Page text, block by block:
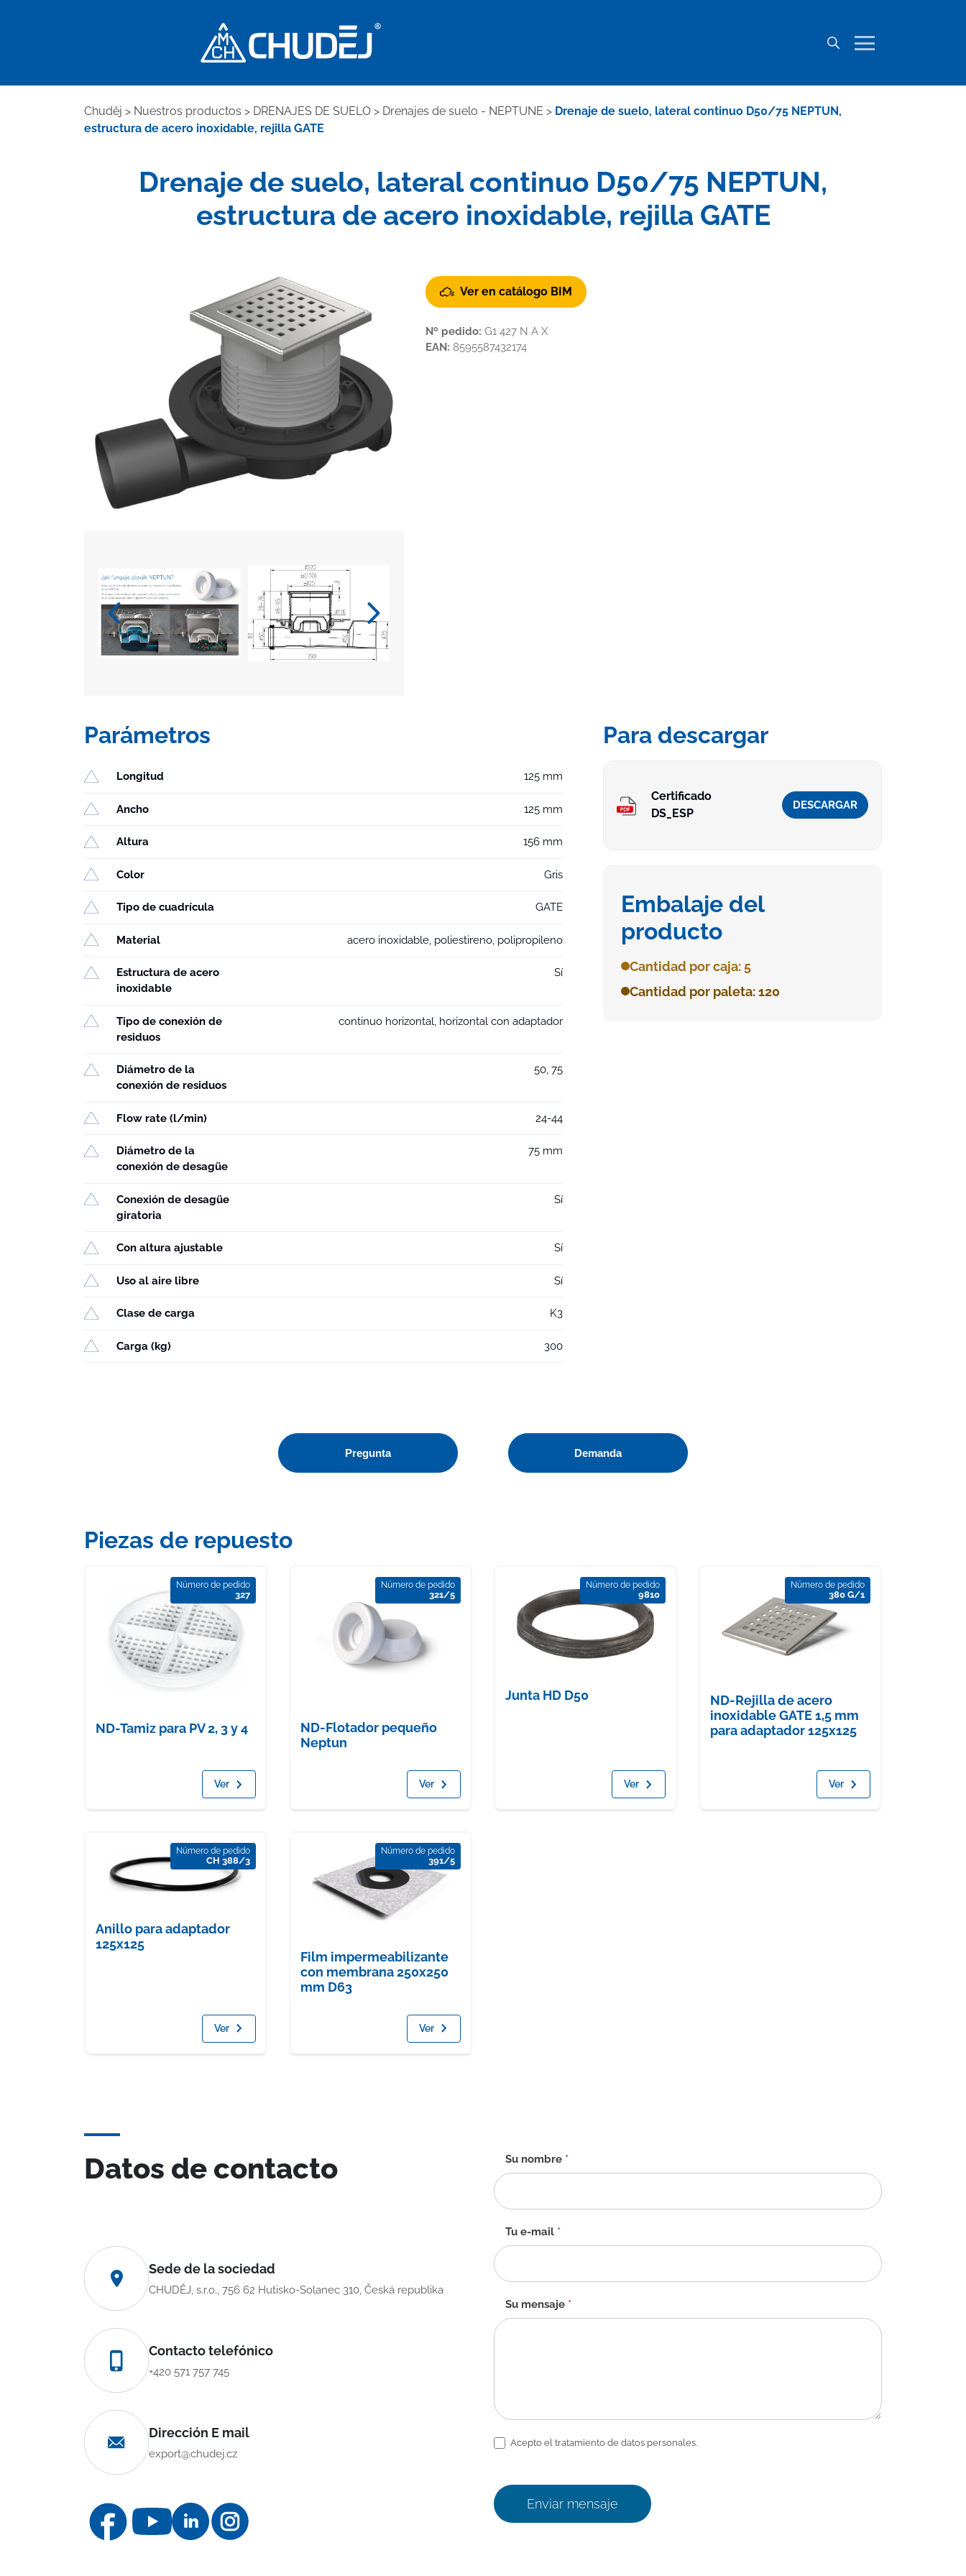
Chuděj > Nuestros productos > DRENAJES DE SUELO > Drenajes de suelo - NEPTUNE > Drenaje de suelo, lateral continuo D50/75 NEPTUN,
estructura de acero inoxidable, rejilla GATE
Drenaje de suelo, lateral continuo D50/75 NEPTUN,
estructura de acero inoxidable, rejilla GATE
Ver en catálogo BIM
Nº pedido: G1 427 N A X
EAN: 8595587432174
Parámetros
Longitud 125 mm
Ancho 125 mm
Altura 156 mm
Color Gris
Tipo de cuadrícula GATE
Material acero inoxidable, poliestireno, polipropileno
Estructura de acero
inoxidable
Sí
Tipo de conexión de
residuos
continuo horizontal, horizontal con adaptador
Diámetro de la
conexión de residuos
50, 75
Flow rate (l/min) 24-44
Diámetro de la
conexión de desagüe
75 mm
Conexión de desagüe
giratoria
Sí
Con altura ajustable Sí
Uso al aire libre Sí
Clase de carga K3
Carga (kg) 300
Para descargar
Certificado
DS_ESP
DESCARGAR
Embalaje del
producto
Cantidad por caja: 5
Cantidad por paleta: 120
Pregunta Demanda
Piezas de repuesto
Número de pedido
327
ND-Tamiz para PV 2, 3 y 4
Ver
Número de pedido
321/5
ND-Flotador pequeño
Neptun
Ver
Número de pedido
9810
Junta HD D50
Ver
Número de pedido
380 G/1
ND-Rejilla de acero
inoxidable GATE 1,5 mm
para adaptador 125x125
Ver
Número de pedido
CH 388/3
Anillo para adaptador
125x125
Ver
Número de pedido
391/5
Film impermeabilizante
con membrana 250x250
mm D63
Ver
Datos de contacto
Sede de la sociedad
CHUDĚJ, s.r.o., 756 62 Hutisko-Solanec 310, Česká republika
Contacto telefónico
+420 571 757 745
Dirección E mail
export@chudej.cz
Formulario
de
contacto
-
Su nombre *
Tu e-mail *
Su mensaje *
Acepto el tratamiento de datos personales.
Enviar mensaje